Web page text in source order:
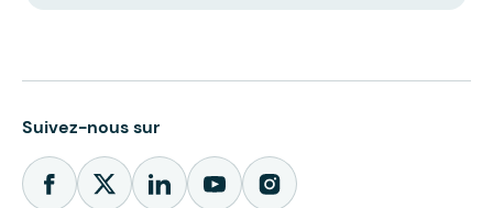
Suivez-nous sur